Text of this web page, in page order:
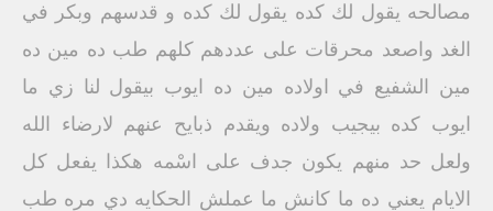
مصالحه يقول لك كده يقول لك كده و قدسهم وبكر في
الغد واصعد محرقات على عددهم كلهم طب ده مين ده
مين الشفيع في اولاده مين ده ايوب بيقول لنا زي ما
ايوب كده بيجيب ولاده ويقدم ذبايح عنهم لارضاء الله
ولعل حد منهم يكون جدف على اسْمه هكذا يفعل كل
الايام يعني ده ما كانش ما عملش الحكايه دي مره طب